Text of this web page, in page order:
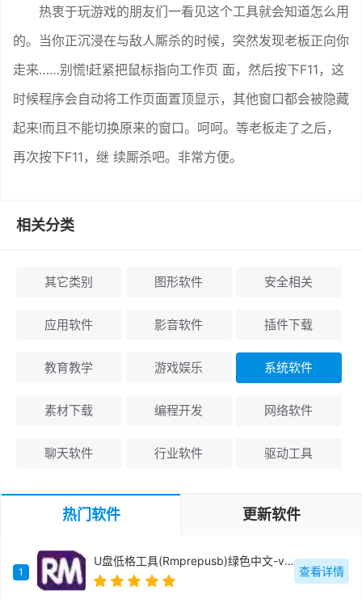
热衷于玩游戏的朋友们一看见这个工具就会知道怎么用
的。当你正沉浸在与敌人厮杀的时候，突然发现老板正向你
走来……别慌!赶紧把鼠标指向工作页 面，然后按下F11，这
时候程序会自动将工作页面置顶显示，其他窗口都会被隐藏
起来!而且不能切换原来的窗口。呵呵。等老板走了之后，
再次按下F11，继 续厮杀吧。非常方便。
相关分类
其它类别 图形软件 安全相关
应用软件 影音软件 插件下载
教育教学 游戏娱乐 系统软件
素材下载 编程开发 网络软件
聊天软件 行业软件 驱动工具
热门软件 更新软件
1
U盘低格工具(Rmprepusb)绿色中文-v2.1.744
查看详情